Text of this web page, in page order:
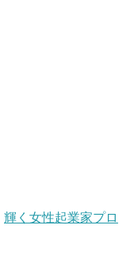
輝く女性起業家プロ